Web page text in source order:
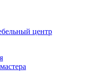
центр